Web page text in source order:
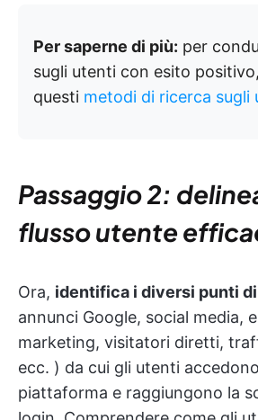
Per saperne di più: per
sugli utenti con esito
questi metodi di ricerca sugli
Passaggio 2:
flusso utente
Ora, identifica i diversi punti
annunci Google, social media,
marketing, visitatori diretti,
ecc. ) da cui gli utenti
piattaforma e raggiungono la